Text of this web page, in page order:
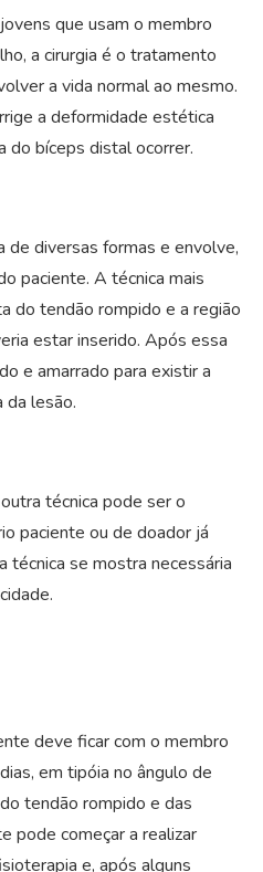
que usam o membro
a cirurgia é o tratamento
a vida normal ao mesmo.
a deformidade estética
do bíceps distal ocorrer.
de diversas formas e envolve,
paciente. A técnica mais
do tendão rompido e a região
estar inserido. Após essa
e amarrado para existir a
da lesão.
técnica pode ser o
paciente ou de doador já
técnica se mostra necessária
deve ficar com o membro
em tipóia no ângulo de
tendão rompido e das
pode começar a realizar
e, após alguns